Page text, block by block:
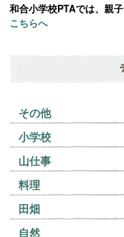
和合小学校PTAでは、親
こちらへ
その他
小学校
山仕事
料理
田畑
自然